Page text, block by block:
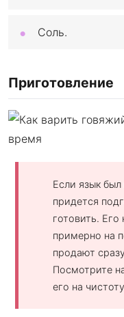
Соль.
Приготовление
Если язык
придется
готовить.
примерно на
продают
Посмотрите
его на